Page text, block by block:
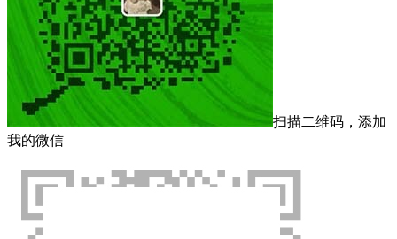
扫描二维码，添加
我的微信